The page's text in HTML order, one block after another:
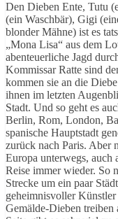
Den Dieben Ente, Tutu
(ein Waschbär), Gigi
blonder Mähne) ist es
„Mona Lisa“ aus dem
abenteuerliche Jagd
Kommissar Ratte sind
kommen sie an die
ihnen im letzten
Stadt. Und so geht es
Berlin, Rom, London,
spanische Hauptstadt
zurück nach Paris. Aber
Europa unterwegs, auch
Reise immer wieder. So
Strecke um ein paar
geheimnisvoller
Gemälde-Dieben